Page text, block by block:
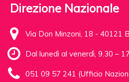
Direzione Nazionale
Via Don Minzoni, 18 - 40121
Dal lunedì al venerdì, 9.30 –
051 09 57 241 (Ufficio